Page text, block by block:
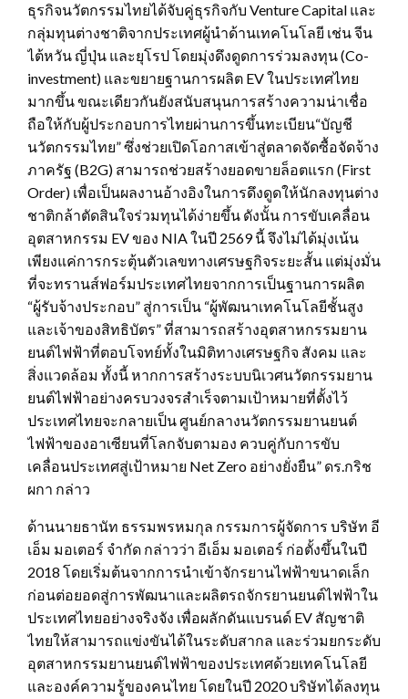
ธุรกิจนวัตกรรมไทยได้จับคู่ธุรกิจกับ Venture Capital และ
กลุ่มทุนต่างชาติจากประเทศผู้นำด้านเทคโนโลยี เช่น จีน
ไต้หวัน ญี่ปุ่น และยุโรป โดยมุ่งดึงดูดการร่วมลงทุน (Co-
investment) และขยายฐานการผลิต EV ในประเทศไทย
มากขึ้น ขณะเดียวกันยังสนับสนุนการสร้างความน่าเชื่อ
ถือให้กับผู้ประกอบการไทยผ่านการขึ้นทะเบียน“บัญชี
นวัตกรรมไทย” ซึ่งช่วยเปิดโอกาสเข้าสู่ตลาดจัดซื้อจัดจ้าง
ภาครัฐ (B2G) สามารถช่วยสร้างยอดขายล็อตแรก (First
Order) เพื่อเป็นผลงานอ้างอิงในการดึงดูดให้นักลงทุนต่าง
ชาติกล้าตัดสินใจร่วมทุนได้ง่ายขึ้น ดังนั้น การขับเคลื่อน
อุตสาหกรรม EV ของ NIA ในปี 2569 นี้ จึงไม่ได้มุ่งเน้น
เพียงแค่การกระตุ้นตัวเลขทางเศรษฐกิจระยะสั้น แต่มุ่งมั่น
ที่จะทรานส์ฟอร์มประเทศไทยจากการเป็นฐานการผลิต
“ผู้รับจ้างประกอบ” สู่การเป็น “ผู้พัฒนาเทคโนโลยีชั้นสูง
และเจ้าของสิทธิบัตร” ที่สามารถสร้างอุตสาหกรรมยาน
ยนต์ไฟฟ้าที่ตอบโจทย์ทั้งในมิติทางเศรษฐกิจ สังคม และ
สิ่งแวดล้อม ทั้งนี้ หากการสร้างระบบนิเวศนวัตกรรมยาน
ยนต์ไฟฟ้าอย่างครบวงจรสำเร็จตามเป้าหมายที่ตั้งไว้
ประเทศไทยจะกลายเป็น ศูนย์กลางนวัตกรรมยานยนต์
ไฟฟ้าของอาเซียนที่โลกจับตามอง ควบคู่กับการขับ
เคลื่อนประเทศสู่เป้าหมาย Net Zero อย่างยั่งยืน” ดร.กริช
ผกา กล่าว
ด้านนายธานัท ธรรมพรหมกุล กรรมการผู้จัดการ บริษัท อี
เอ็ม มอเตอร์ จำกัด กล่าวว่า อีเอ็ม มอเตอร์ ก่อตั้งขึ้นในปี
2018 โดยเริ่มต้นจากการนำเข้าจักรยานไฟฟ้าขนาดเล็ก
ก่อนต่อยอดสู่การพัฒนาและผลิตรถจักรยานยนต์ไฟฟ้าใน
ประเทศไทยอย่างจริงจัง เพื่อผลักดันแบรนด์ EV สัญชาติ
ไทยให้สามารถแข่งขันได้ในระดับสากล และร่วมยกระดับ
อุตสาหกรรมยานยนต์ไฟฟ้าของประเทศด้วยเทคโนโลยี
และองค์ความรู้ของคนไทย โดยในปี 2020 บริษัทได้ลงทุน